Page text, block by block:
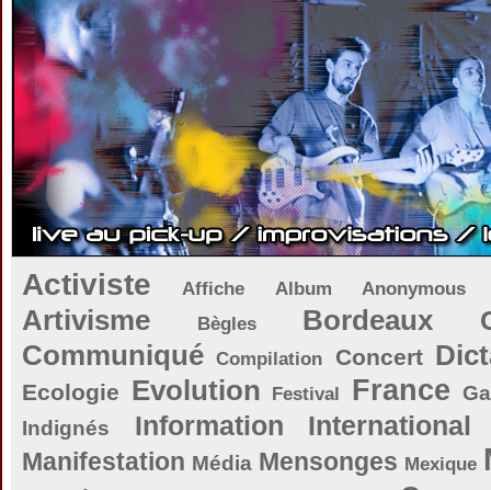
Activiste Affiche Album Anonymous
Artivisme Bègles Bordeaux
Communiqué Compilation Concert
Ecologie Evolution Festival France
Indignés
Information International
Manifestation Média Mensonges Mexique